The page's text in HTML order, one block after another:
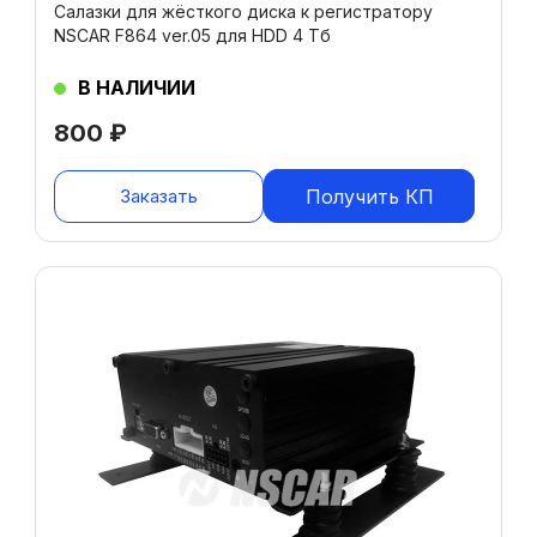
800 ₽
Салазки для жёсткого диска к регистратору
NSCAR F864 ver.05 для HDD 4 Тб
В НАЛИЧИИ
Заказать Получить КП